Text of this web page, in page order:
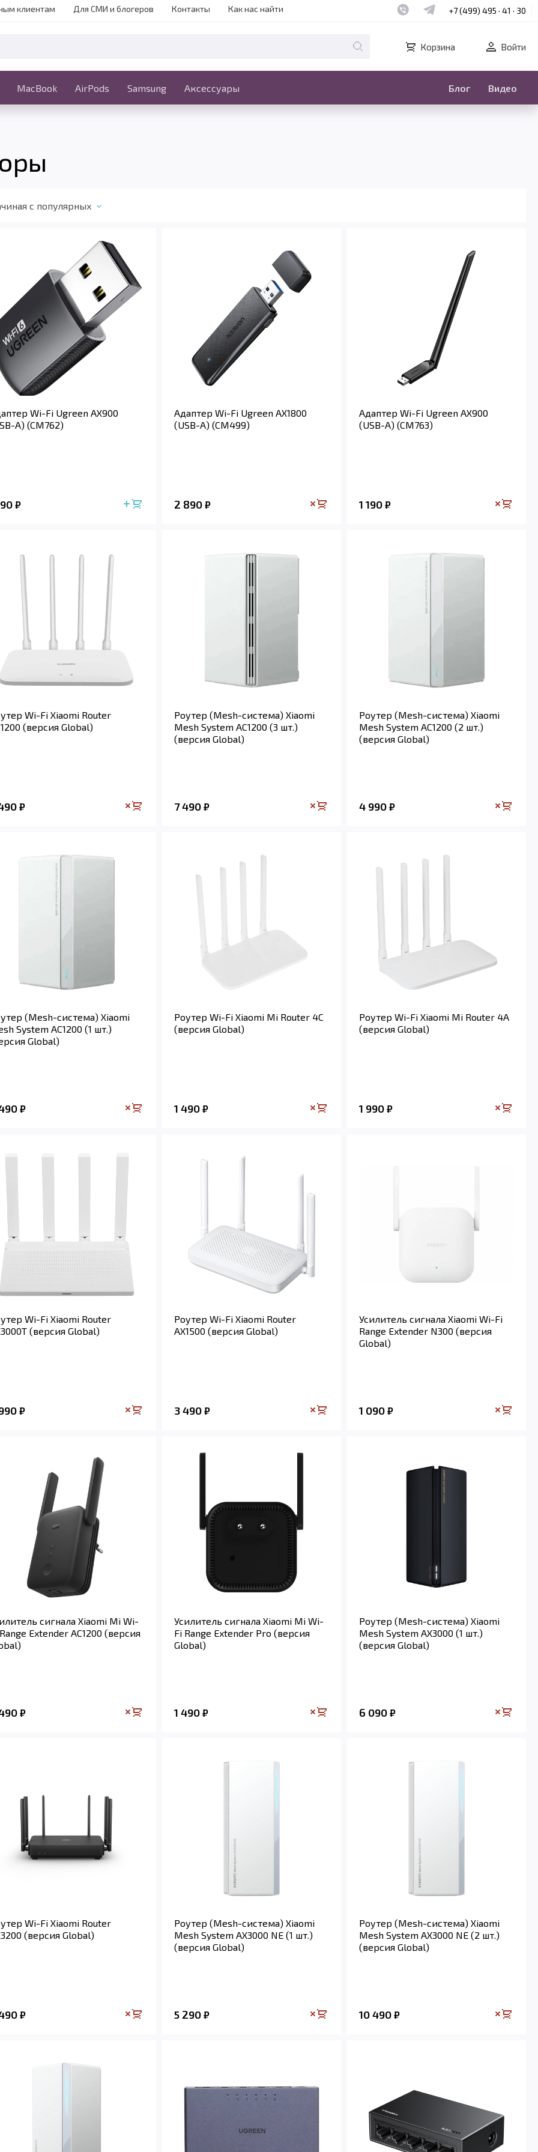
клиентам Для СМИ и блогеров Контакты Как нас найти Наш whatsapp
Наш telegram
+7 (499) 495 · 41 · 30
Корзина Войти
MacBook AirPods Samsung Аксессуары Блог Видео
iPhone MacBook Ещё
c популярных
Wi-Fi Ugreen AX900
A) (CM762)
₽
Адаптер Wi-Fi Ugreen AX1800
(USB-A) (CM499)
2 890 ₽
Адаптер Wi-Fi Ugreen AX900
(USB-A) (CM763)
1 190 ₽
Wi-Fi Xiaomi Router
(версия Global)
₽
Роутер (Mesh-система) Xiaomi
Mesh System AC1200 (3 шт.)
(версия Global)
7 490 ₽
Роутер (Mesh-система) Xiaomi
Mesh System AC1200 (2 шт.)
(версия Global)
4 990 ₽
(Mesh-система) Xiaomi
System AC1200 (1 шт.)
Global)
₽
Роутер Wi-Fi Xiaomi Mi Router 4C
(версия Global)
1 490 ₽
Роутер Wi-Fi Xiaomi Mi Router 4A
(версия Global)
1 990 ₽
Wi-Fi Xiaomi Router
(версия Global)
₽
Роутер Wi-Fi Xiaomi Router
AX1500 (версия Global)
3 490 ₽
Усилитель сигнала Xiaomi Wi-Fi
Range Extender N300 (версия
Global)
1 090 ₽
сигнала Xiaomi Mi Wi-
Extender AC1200 (версия
₽
Усилитель сигнала Xiaomi Mi Wi-
Fi Range Extender Pro (версия
Global)
1 490 ₽
Роутер (Mesh-система) Xiaomi
Mesh System AX3000 (1 шт.)
(версия Global)
6 090 ₽
Wi-Fi Xiaomi Router
(версия Global)
₽
Роутер (Mesh-система) Xiaomi
Mesh System AX3000 NE (1 шт.)
(версия Global)
5 290 ₽
Роутер (Mesh-система) Xiaomi
Mesh System AX3000 NE (2 шт.)
(версия Global)
10 490 ₽